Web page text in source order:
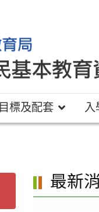
目標及配套 入
最新